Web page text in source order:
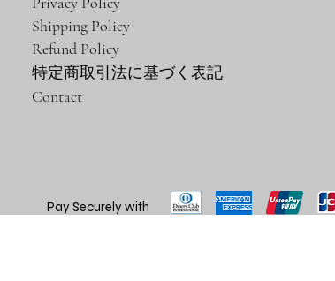
Shipping Policy
Refund Policy
特定商取引法に基づく表記
Contact
Pay Securely with